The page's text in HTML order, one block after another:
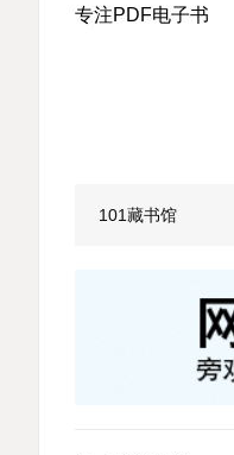
专注PDF电子书
101藏书馆